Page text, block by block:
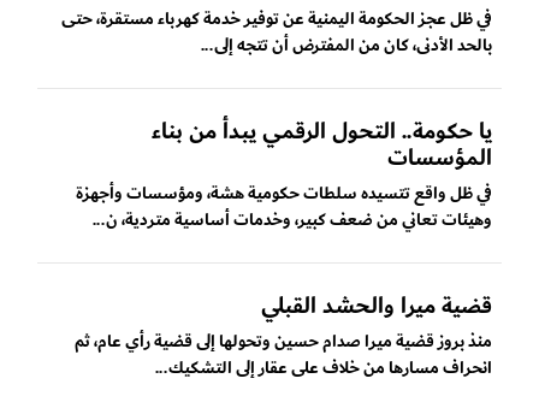
في ظل عجز الحكومة اليمنية عن توفير خدمة كهرباء مستقرة، حتى
بالحد الأدنى، كان من المفترض أن تتجه إلى...
يا حكومة.. التحول الرقمي يبدأ من بناء
المؤسسات
في ظل واقع تتسيده سلطات حكومية هشة، ومؤسسات وأجهزة
وهيئات تعاني من ضعف كبير، وخدمات أساسية متردية، ن...
قضية ميرا والحشد القبلي
منذ بروز قضية ميرا صدام حسين وتحولها إلى قضية رأي عام، ثم
انحراف مسارها من خلاف على عقار إلى التشكيك...